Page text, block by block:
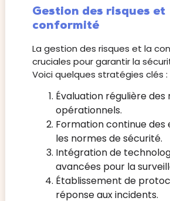
Gestion des risques et
conformité
La gestion des risques et la
cruciales pour garantir la
Voici quelques stratégies clés :
Évaluation régulière des
opérationnels.
Formation continue des
les normes de sécurité.
Intégration de
avancées pour la
Établissement de
réponse aux incidents.